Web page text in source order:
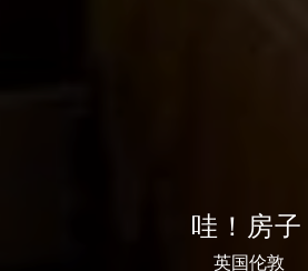
哇 ！ 房子
英国伦敦